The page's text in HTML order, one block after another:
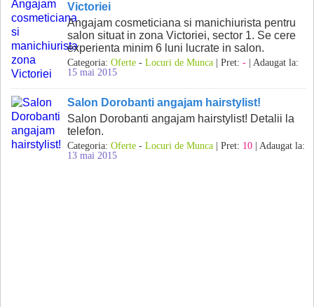
Victoriei
Angajam cosmeticiana si manichiurista pentru
salon situat in zona Victoriei, sector 1. Se cere
experienta minim 6 luni lucrate in salon.
Categoria: Oferte - Locuri de Munca | Pret: - | Adaugat la:
15 mai 2015
Salon Dorobanti angajam hairstylist!
Salon Dorobanti angajam hairstylist! Detalii la
telefon.
Categoria: Oferte - Locuri de Munca | Pret: 10 | Adaugat la:
13 mai 2015